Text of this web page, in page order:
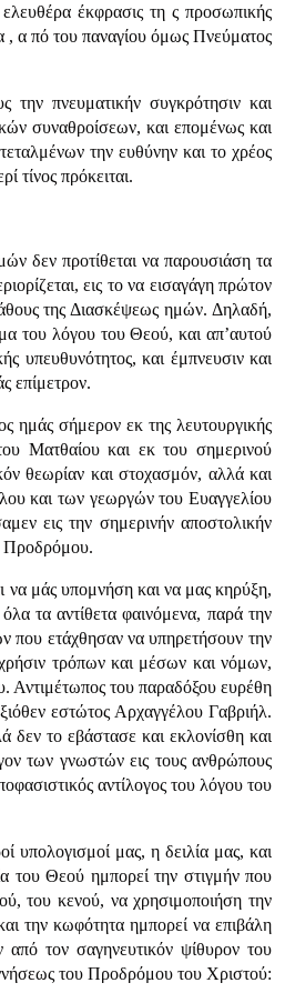
έκφρασις τη ς προσωπικής
, α πό του παναγίου όμως Πνεύματος
πνευματικήν συγκρότησιν και
συναθροίσεων, και επομένως και
την ευθύνην και το χρέος
τίνος πρόκειται.
δεν προτίθεται να παρουσιάση τα
εις το να εισαγάγη πρώτον
της Διασκέψεως ημών. Δηλαδή,
του λόγου του Θεού, και απ’αυτού
υπευθυνότητος, και έμπνευσιν και
επίμετρον.
ημάς σήμερον εκ της λευτουργικής
Ματθαίου και εκ του σημερινού
θεωρίαν και στοχασμόν, αλλά και
και των γεωργών του Ευαγγελίου
εις την σημερινήν αποστολικήν
Προδρόμου.
να μάς υπομνήση και να μας κηρύξη,
τα αντίθετα φαινόμενα, παρά την
που ετάχθησαν να υπηρετήσουν την
τρόπων και μέσων και νόμων,
Αντιμέτωπος του παραδόξου ευρέθη
εστώτος Αρχαγγέλου Γαβριήλ.
δεν το εβάστασε και εκλονίσθη και
των γνωστών εις τους ανθρώπους
αντίλογος του λόγου του
υπολογισμοί μας, η δειλία μας, και
του Θεού ημπορεί την στιγμήν που
του κενού, να χρησιμοποιήση την
την κωφότητα ημπορεί να επιβάλη
τον σαγηνευτικόν ψίθυρον του
του Προδρόμου του Χριστού: